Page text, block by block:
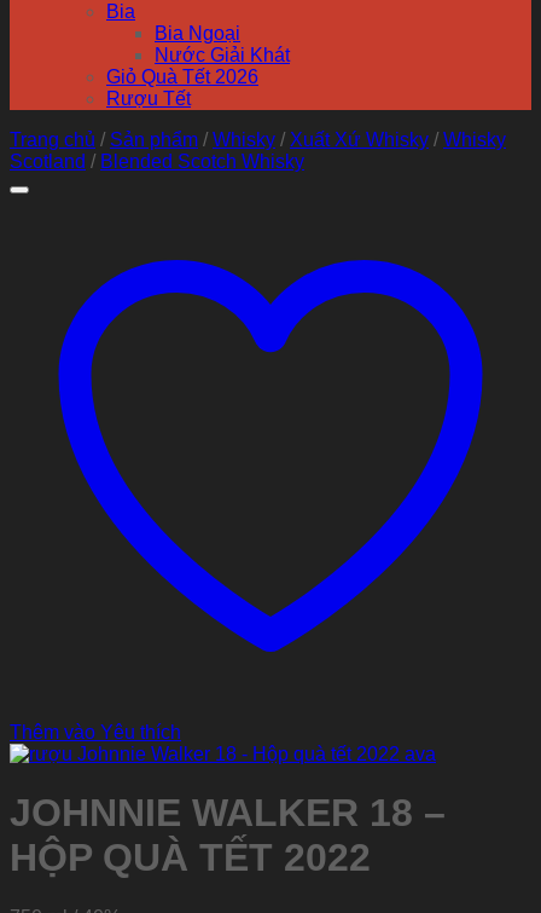
Bia
Bia Ngoại
Nước Giải Khát
Giỏ Quà Tết 2026
Rượu Tết
Trang chủ / Sản phẩm / Whisky / Xuất Xứ Whisky / Whisky
Scotland / Blended Scotch Whisky
Thêm vào Yêu thích
JOHNNIE WALKER 18 –
HỘP QUÀ TẾT 2022